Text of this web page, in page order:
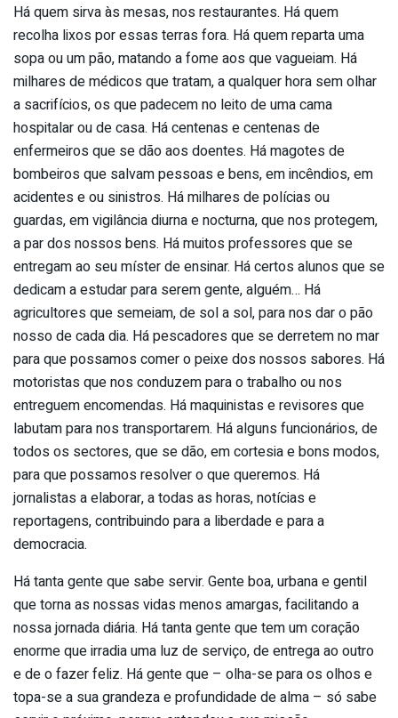
Há quem sirva às mesas, nos restaurantes. Há quem
recolha lixos por essas terras fora. Há quem reparta uma
sopa ou um pão, matando a fome aos que vagueiam. Há
milhares de médicos que tratam, a qualquer hora sem olhar
a sacrifícios, os que padecem no leito de uma cama
hospitalar ou de casa. Há centenas e centenas de
enfermeiros que se dão aos doentes. Há magotes de
bombeiros que salvam pessoas e bens, em incêndios, em
acidentes e ou sinistros. Há milhares de polícias ou
guardas, em vigilância diurna e nocturna, que nos protegem,
a par dos nossos bens. Há muitos professores que se
entregam ao seu míster de ensinar. Há certos alunos que se
dedicam a estudar para serem gente, alguém… Há
agricultores que semeiam, de sol a sol, para nos dar o pão
nosso de cada dia. Há pescadores que se derretem no mar
para que possamos comer o peixe dos nossos sabores. Há
motoristas que nos conduzem para o trabalho ou nos
entreguem encomendas. Há maquinistas e revisores que
labutam para nos transportarem. Há alguns funcionários, de
todos os sectores, que se dão, em cortesia e bons modos,
para que possamos resolver o que queremos. Há
jornalistas a elaborar, a todas as horas, notícias e
reportagens, contribuindo para a liberdade e para a
democracia.
Há tanta gente que sabe servir. Gente boa, urbana e gentil
que torna as nossas vidas menos amargas, facilitando a
nossa jornada diária. Há tanta gente que tem um coração
enorme que irradia uma luz de serviço, de entrega ao outro
e de o fazer feliz. Há gente que – olha-se para os olhos e
topa-se a sua grandeza e profundidade de alma – só sabe